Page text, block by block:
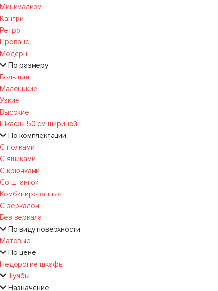
Минимализм
Кантри
Ретро
Прованс
Модерн
По размеру
Большие
Маленькие
Узкие
Высокие
Шкафы 50 см шириной
По комплектации
С полками
С ящиками
С крючками
Со штангой
Комбинированные
С зеркалом
Без зеркала
По виду поверхности
Матовые
По цене
Недорогие шкафы
Тумбы
Назначение